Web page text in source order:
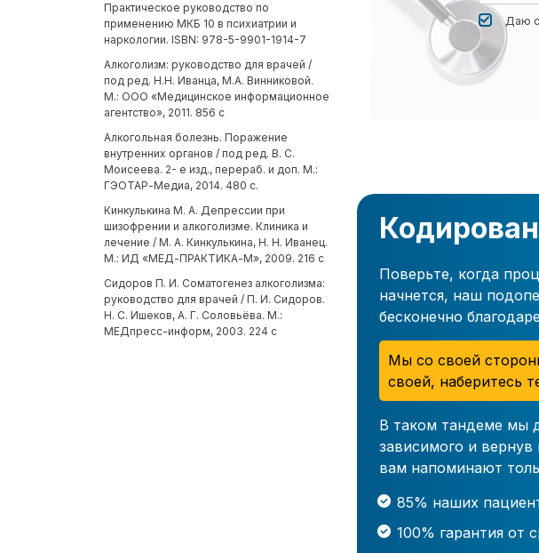
Практическое руководство по
применению МКБ 10 в психиатрии и
наркологии. ISBN: 978-5-9901-1914-7
Алкоголизм: руководство для врачей /
под ред. Н.Н. Иванца, М.А. Винниковой.
М.: ООО «Медицинское информационное
агентство», 2011. 856 с
Алкогольная болезнь. Поражение
внутренних органов / под ред. В. С.
Моисеева. 2- е изд., перераб. и доп. М.:
ГЭОТАР-Медиа, 2014. 480 с.
Кинкулькина М. А. Депрессии при
шизофрении и алкоголизме. Клиника и
лечение / М. А. Кинкулькина, Н. Н. Иванец.
М.: ИД «МЕД-ПРАКТИКА-М», 2009. 216 с
Сидоров П. И. Соматогенез алкоголизма:
руководство для врачей / П. И. Сидоров.
Н. С. Ишеков, А. Г. Соловьёва. М.:
МЕДпресс-информ, 2003. 224 с
Даю
Поверьте, когда
начнется, наш
бесконечно
Мы со своей
своей, наберитесь
В таком тандеме мы
зависимого и
вам напоминают
85% наших
100% гарантия от